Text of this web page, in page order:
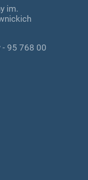
im.
- 95 768 00